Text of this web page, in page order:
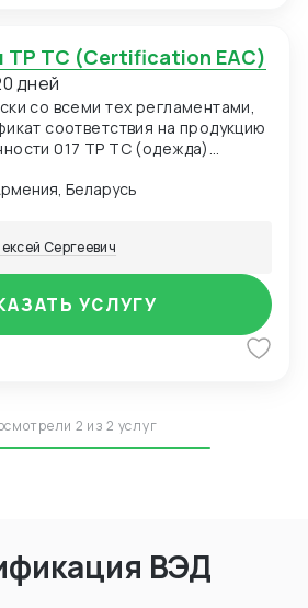
ТР ТС (Certification EAC)
дней
со всеми тех регламентами,
017 ТР ТС (одежда)
О безопасности
для детей и
(детская одежда)
О безопасности
004 ТР ТС
Электромагнитная
средств 020 ТР ТС
О БЕЗОПАСНОСТИ
СРЕДСТВ 018 ТР ТС
ГОСТ, ЕАС Отказные
Беларусь
Сергеевич
УСЛУГУ
2 из 2 услуг
ВЭД